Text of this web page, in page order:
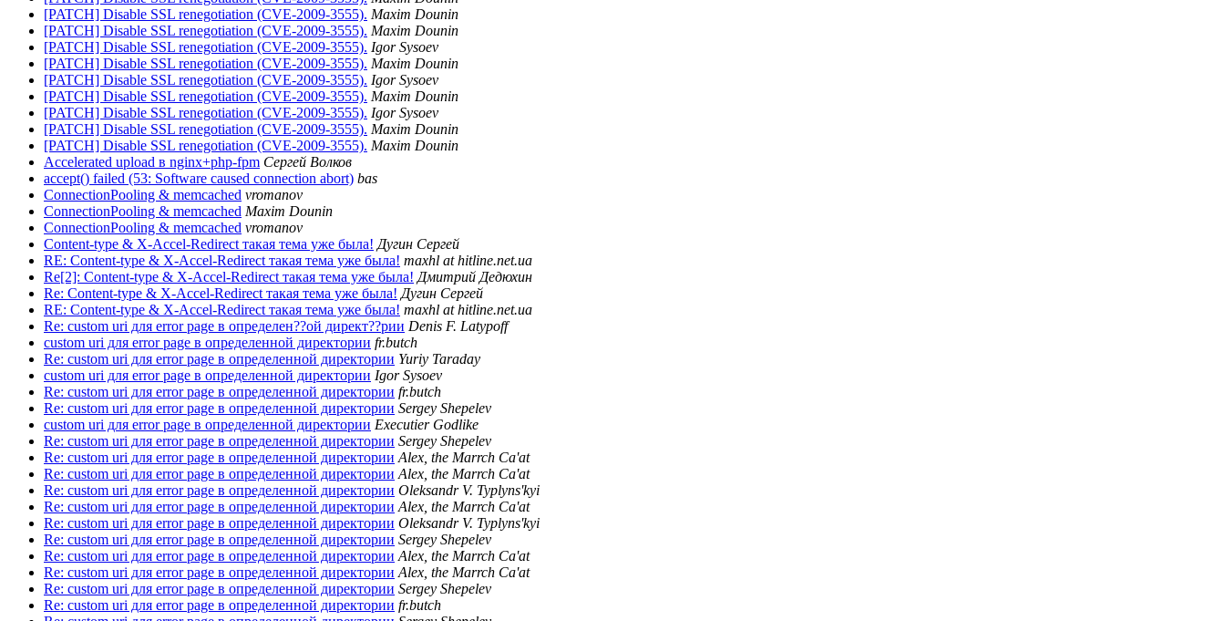
[PATCH] Disable SSL renegotiation (CVE-2009-3555). Maxim Dounin
[PATCH] Disable SSL renegotiation (CVE-2009-3555). Maxim Dounin
[PATCH] Disable SSL renegotiation (CVE-2009-3555). Igor Sysoev
[PATCH] Disable SSL renegotiation (CVE-2009-3555). Maxim Dounin
[PATCH] Disable SSL renegotiation (CVE-2009-3555). Igor Sysoev
[PATCH] Disable SSL renegotiation (CVE-2009-3555). Maxim Dounin
[PATCH] Disable SSL renegotiation (CVE-2009-3555). Igor Sysoev
[PATCH] Disable SSL renegotiation (CVE-2009-3555). Maxim Dounin
[PATCH] Disable SSL renegotiation (CVE-2009-3555). Maxim Dounin
Accelerated upload в nginx+php-fpm Сергей Волков
accept() failed (53: Software caused connection abort) bas
ConnectionPooling & memcached vromanov
ConnectionPooling & memcached Maxim Dounin
ConnectionPooling & memcached vromanov
Content-type & X-Accel-Redirect такая тема уже была! Дугин Сергей
RE: Content-type & X-Accel-Redirect такая тема уже была! maxhl at hitline.net.ua
Re[2]: Content-type & X-Accel-Redirect такая тема уже была! Дмитрий Дедюхин
Re: Content-type & X-Accel-Redirect такая тема уже была! Дугин Сергей
RE: Content-type & X-Accel-Redirect такая тема уже была! maxhl at hitline.net.ua
Re: custom uri для error page в определен??ой директ??рии Denis F. Latypoff
custom uri для error page в определенной директории fr.butch
Re: custom uri для error page в определенной директории Yuriy Taraday
custom uri для error page в определенной директории Igor Sysoev
Re: custom uri для error page в определенной директории fr.butch
Re: custom uri для error page в определенной директории Sergey Shepelev
custom uri для error page в определенной директории Executier Godlike
Re: custom uri для error page в определенной директории Sergey Shepelev
Re: custom uri для error page в определенной директории Alex, the Marrch Ca'at
Re: custom uri для error page в определенной директории Alex, the Marrch Ca'at
Re: custom uri для error page в определенной директории Oleksandr V. Typlyns'kyi
Re: custom uri для error page в определенной директории Alex, the Marrch Ca'at
Re: custom uri для error page в определенной директории Oleksandr V. Typlyns'kyi
Re: custom uri для error page в определенной директории Sergey Shepelev
Re: custom uri для error page в определенной директории Alex, the Marrch Ca'at
Re: custom uri для error page в определенной директории Alex, the Marrch Ca'at
Re: custom uri для error page в определенной директории Sergey Shepelev
Re: custom uri для error page в определенной директории fr.butch